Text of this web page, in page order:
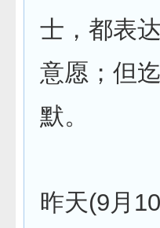
士，都表
意愿；但
默。
昨天(9月